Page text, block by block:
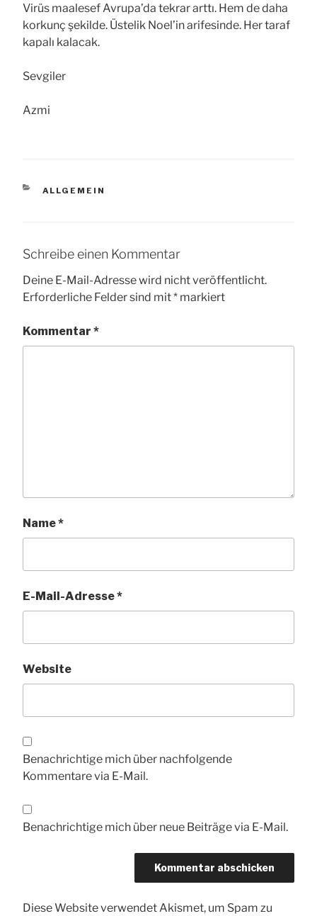
Virüs maalesef Avrupa’da tekrar arttı. Hem de daha
korkunç şekilde. Üstelik Noel’in arifesinde. Her taraf
kapalı kalacak.
Sevgiler
Azmi
KATEGORIEN
ALLGEMEIN
Schreibe einen Kommentar
Deine E-Mail-Adresse wird nicht veröffentlicht.
Erforderliche Felder sind mit* markiert
Kommentar *
Name*
E-Mail-Adresse*
Website
Benachrichtige mich über nachfolgende
Kommentare via E-Mail.
Benachrichtige mich über neue Beiträge via E-Mail.
Diese Website verwendet Akismet, um Spam zu